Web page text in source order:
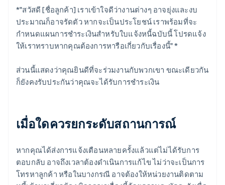
*"สวัสดี [ชื่อลูกค้า] เราเข้าใจดีว่างานต่างๆ อาจยุ่งและงบ
ประมาณก็อาจรัดตัว หากจะเป็นประโยชน์ เราพร้อมที่จะ
กำหนดแผนการชำระเงินสำหรับใบแจ้งหนี้ฉบับนี้ โปรดแจ้ง
ให้เราทราบหากคุณต้องการหารือเกี่ยวกับเรื่องนี้" *
ส่วนนี้แสดงว่าคุณยินดีที่จะร่วมงานกับพวกเขา ขณะเดียวกัน
ก็ยังคงรับประกันว่าคุณจะได้รับการชําระเงิน
เมื่อใดควรยกระดับสถานการณ์
หากคุณได้ส่งการแจ้งเตือนหลายครั้งแล้วแต่ไม่ได้รับการ
ตอบกลับ อาจถึงเวลาต้องดำเนินการแก้ไข ไม่ว่าจะเป็นการ
โทรหาลูกค้า หรือในบางกรณี อาจต้องให้หน่วยงานติดตาม
กรีซ